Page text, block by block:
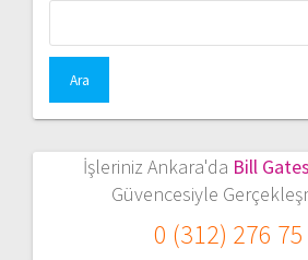
İşleriniz Ankara'da Bill
Güvencesiyle
0 (312) 276